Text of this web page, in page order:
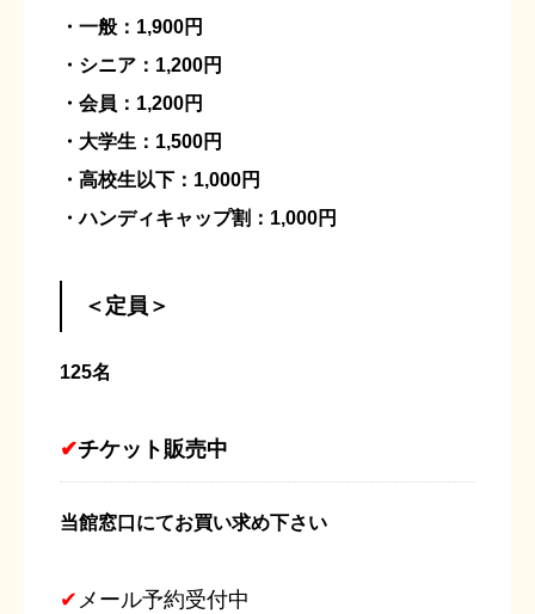
・一般：1,900円
・シニア：1,200円
・会員：1,200円
・大学生：1,500円
・高校生以下：1,000円
・ハンディキャップ割：1,000円
＜定員＞
125名
✔チケット販売中
当館窓口にてお買い求め下さい
✔ メール予約受付中